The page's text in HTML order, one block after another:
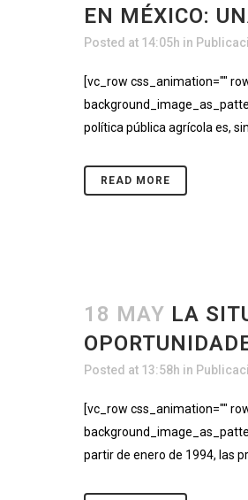
EN MÉXICO:
Posted at 14:05h in
[vc_row css_animation=""
política pública agrícola es,
READ MORE
18 MAY LA
Posted at 13:58h in
[vc_row css_animation=""
partir de enero de 1994, las